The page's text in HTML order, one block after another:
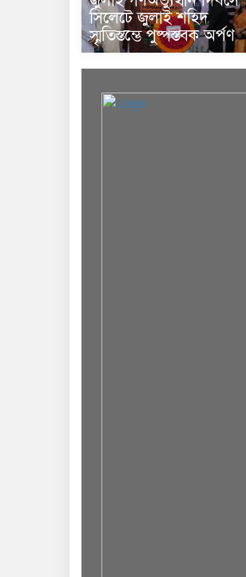
সিলেটে জুলাই শহিদ
স্মৃতিস্তম্ভে পুষ্পস্তবক অর্পণ